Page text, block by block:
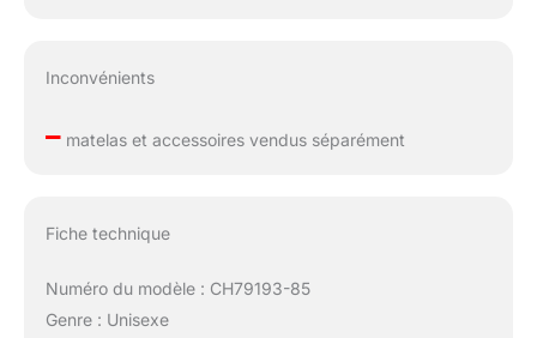
Inconvénients
–matelas et accessoires vendus séparément
Fiche technique
Numéro du modèle : CH79193-85
Genre : Unisexe